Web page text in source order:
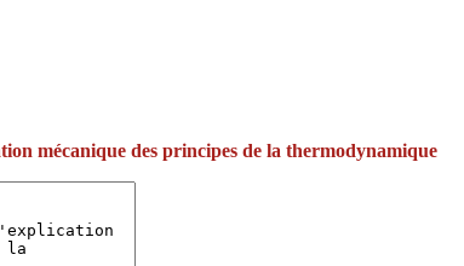
mécanique des principes de la thermodynamique